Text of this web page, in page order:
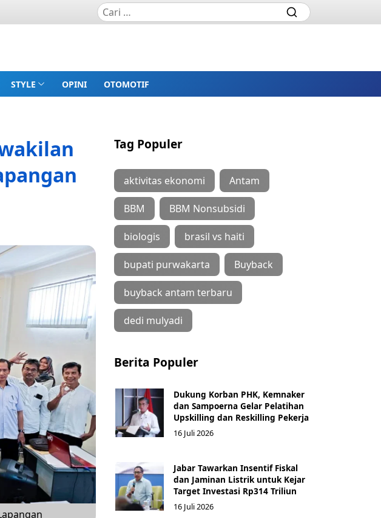
STYLE OPINI OTOMOTIF
Tag Populer
aktivitas ekonomi Antam
BBM BBM Nonsubsidi
biologis brasil vs haiti
bupati purwakarta Buyback
buyback antam terbaru
dedi mulyadi
Berita Populer
Dukung Korban PHK, Kemnaker
dan Sampoerna Gelar Pelatihan
Upskilling dan Reskilling Pekerja
16 Juli 2026
Jabar Tawarkan Insentif Fiskal
dan Jaminan Listrik untuk Kejar
Target Investasi Rp314 Triliun
16 Juli 2026